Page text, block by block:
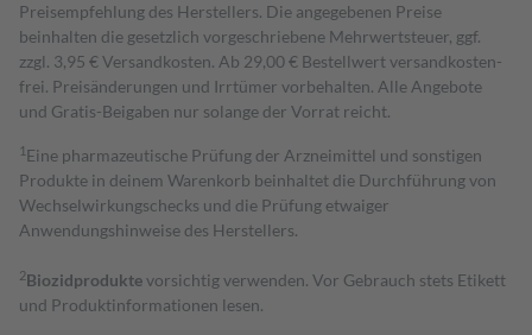
Preisempfehlung des Herstellers. Die angegebenen Preise
beinhalten die gesetzlich vorgeschriebene Mehrwertsteuer, ggf.
zzgl. 3,95 € Versandkosten. Ab 29,00 € Bestell­wert versand­kosten­
frei. Preisänderungen und Irrtümer vorbehalten. Alle Angebote
und Gratis-Beigaben nur solange der Vorrat reicht.
1 Eine pharmazeutische Prüfung der Arzneimittel und sonstigen
Produkte in deinem Warenkorb beinhaltet die Durchführung von
Wechselwirkungschecks und die Prüfung etwaiger
Anwendungshinweise des Herstellers.
2Biozidproduktevorsichtig verwenden. Vor Gebrauch stets Etikett
und Produktinformationen lesen.